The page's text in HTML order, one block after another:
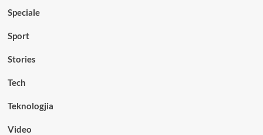
Speciale
Sport
Stories
Tech
Teknologjia
Video